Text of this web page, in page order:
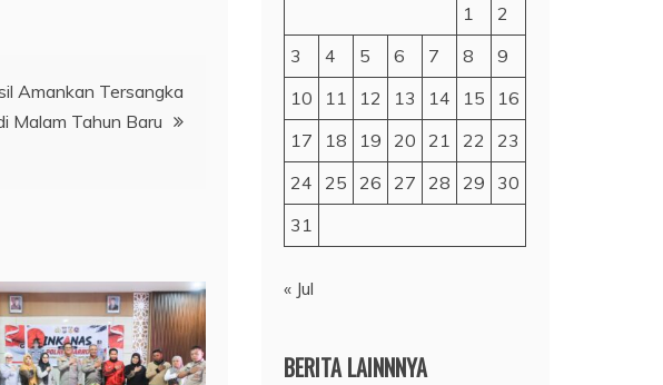
Amankan Tersangka
Malam Tahun Baru
1
2
3
4 5 6 7 8
9
10
11 12 13 14 15
16
17
18 19 20 21 22
23
24
25 26 27 28 29
30
31
« Jul
BERITA LAINNNYA